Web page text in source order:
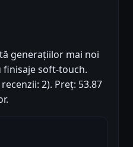
generațiilor mai noi
finisaje soft-touch.
2). Preț: 53.87